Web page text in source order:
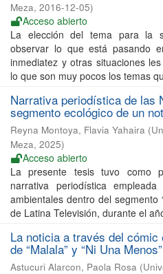
Meza, 2016-12-05)
Acceso abierto
La elección del tema para la
observar lo que está pasando
inmediatez y otras situaciones
lo que son muy pocos los temas
Narrativa periodística de las
segmento ecológico de un
Reyna Montoya, Flavia Yahaira (
Meza, 2025)
Acceso abierto
La presente tesis tuvo como
narrativa periodística
ambientales dentro del segmento
de Latina Televisión, durante el
La noticia a través del
de “Malala” y “Ni Una Menos”
Astucuri Alarcon, Paola Rosa (